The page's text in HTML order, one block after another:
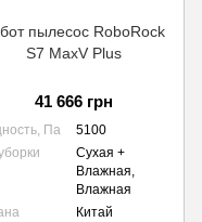
пылесос RoboRock
S7 MaxV Plus
41 666 грн
Па
5100
Сухая +
Влажная,
Влажная
Китай